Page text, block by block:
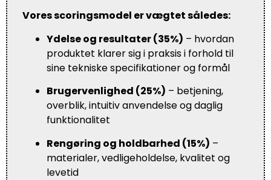
Vores scoringsmodel er vægtet således:
Ydelse og resultater (35%) – hvordan
produktet klarer sig i praksis i forhold til
sine tekniske specifikationer og formål
Brugervenlighed (25%) – betjening,
overblik, intuitiv anvendelse og daglig
funktionalitet
Rengøring og holdbarhed (15%) –
materialer, vedligeholdelse, kvalitet og
levetid